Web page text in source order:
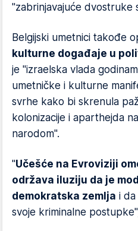
"zabrinjavajuće dvostruke
Belgijski umetnici takođe
kulturne događaje u
je "izraelska vlada
umetničke i kulturne
svrhe kako bi skrenula
kolonizacije i aparthejda
narodom".
"Učešće na Evroviziji
održava iluziju da je
demokratska zemlja i da
svoje kriminalne